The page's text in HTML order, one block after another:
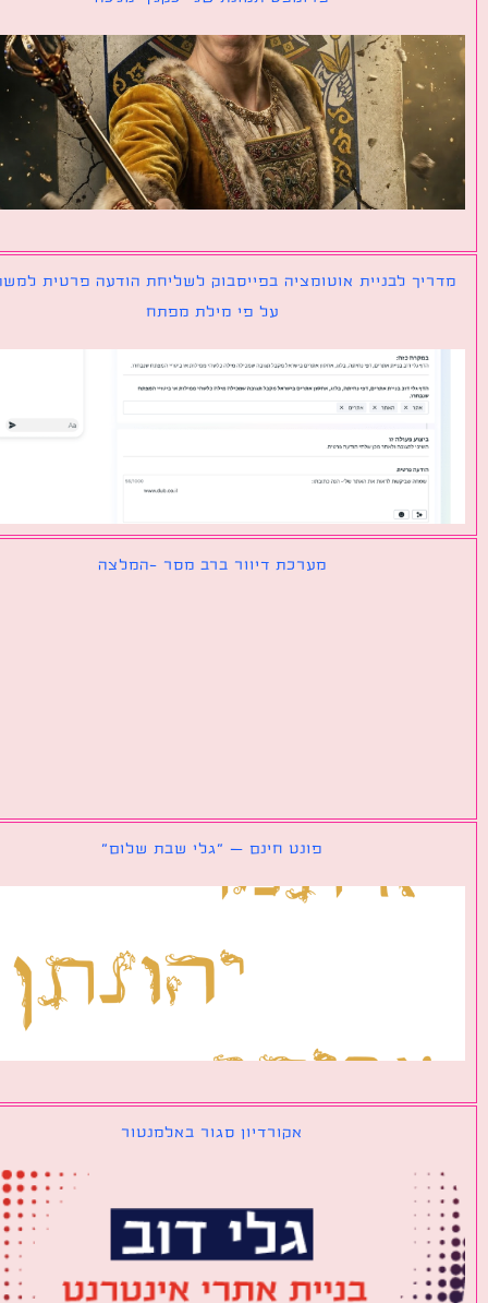
לבניית אוטומציה בפייסבוק לשליחת הודעה פרטית למשתמש
על פי מילת מפתח
מערכת דיוור ברב מסר -המלצה
פונט חינם – ״גלי שבת שלום״
אקורדיון סגור באלמנטור